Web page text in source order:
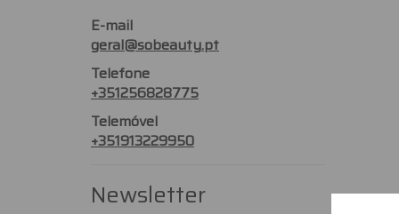
E-mail
geral@sobeauty.pt
Telefone
+351256828775
Telemóvel
+351913229950
Newsletter